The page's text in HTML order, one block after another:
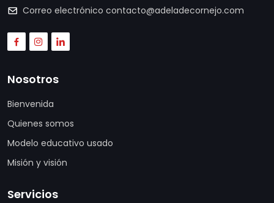
Correo electrónico contacto@adeladecornejo.com
Nosotros
Bienvenida
Quienes somos
Modelo educativo usado
Misión y visión
Servicios